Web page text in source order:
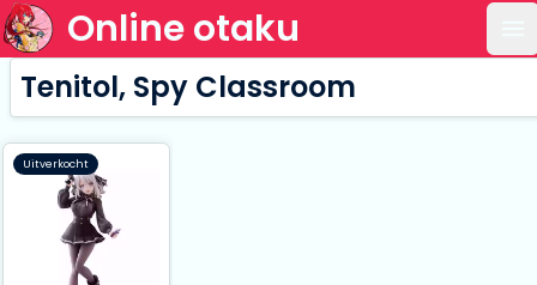
Online otaku
Tenitol, Spy Classroom
Uitverkocht